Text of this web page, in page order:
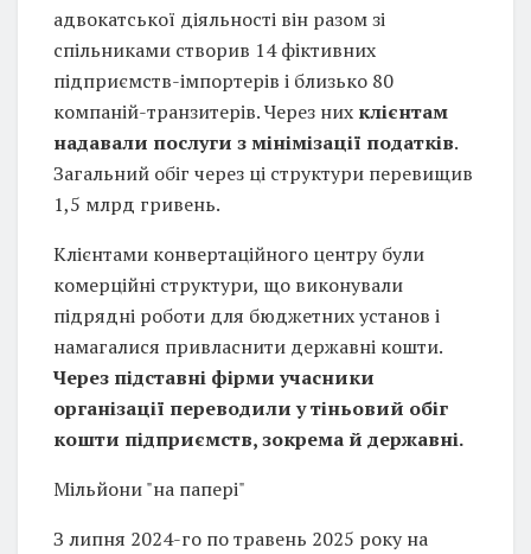
адвокатської діяльності він разом зі
спільниками створив 14 фіктивних
підприємств-імпортерів і близько 80
компаній-транзитерів. Через них клієнтам
надавали послуги з мінімізації податків.
Загальний обіг через ці структури перевищив
1,5 млрд гривень.
Клієнтами конвертаційного центру були
комерційні структури, що виконували
підрядні роботи для бюджетних установ і
намагалися привласнити державні кошти.
Через підставні фірми учасники
організації переводили у тіньовий обіг
кошти підприємств, зокрема й державні.
Мільйони "на папері"
З липня 2024-го по травень 2025 року на